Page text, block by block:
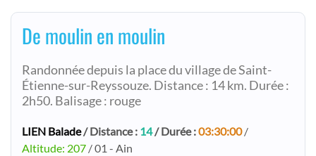
De moulin en moulin
Randonnée depuis la place du village de Saint-
Étienne-sur-Reyssouze. Distance : 14 km. Durée :
2h50. Balisage : rouge
LIEN Balade/ Distance : 14/ Durée :03:30:00/
Altitude: 207 / 01 - Ain